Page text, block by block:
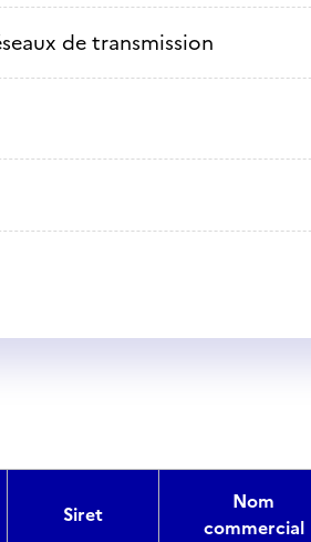
de transmission
Siret
Nom
commercial